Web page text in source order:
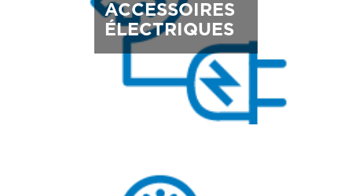
ACCESSOIRES
ÉLECTRIQUES